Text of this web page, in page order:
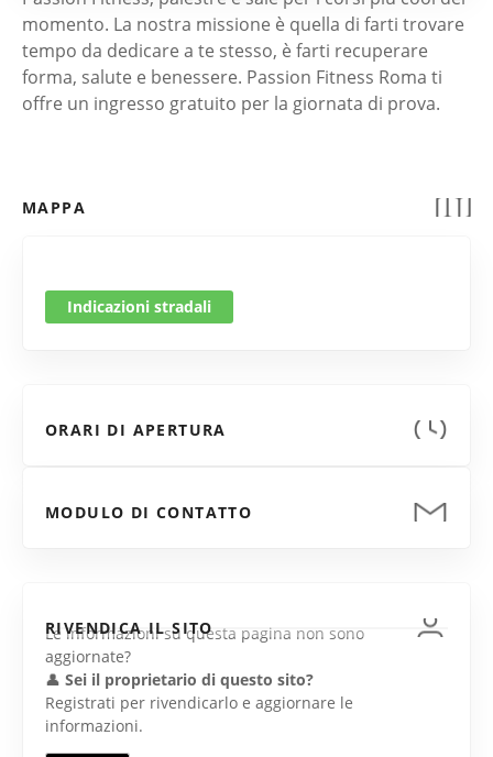
momento. La nostra missione è quella di farti trovare
tempo da dedicare a te stesso, è farti recuperare
forma, salute e benessere. Passion Fitness Roma ti
offre un ingresso gratuito per la giornata di prova.
MAPPA
Indicazioni stradali
ORARI DI APERTURA
MODULO DI CONTATTO
RIVENDICA IL SITO
Le informazioni su questa pagina non sono
aggiornate?
👤 Sei il proprietario di questo sito?
Registrati per rivendicarlo e aggiornare le
informazioni.